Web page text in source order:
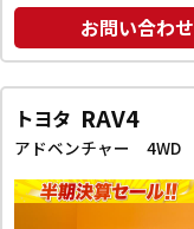
お問い合わせ
トヨタ RAV4